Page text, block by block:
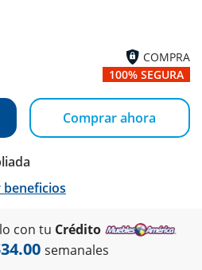
COMPRA
100% SEGURA
Comprar ahora
beneficios
con tu Crédito
semanales